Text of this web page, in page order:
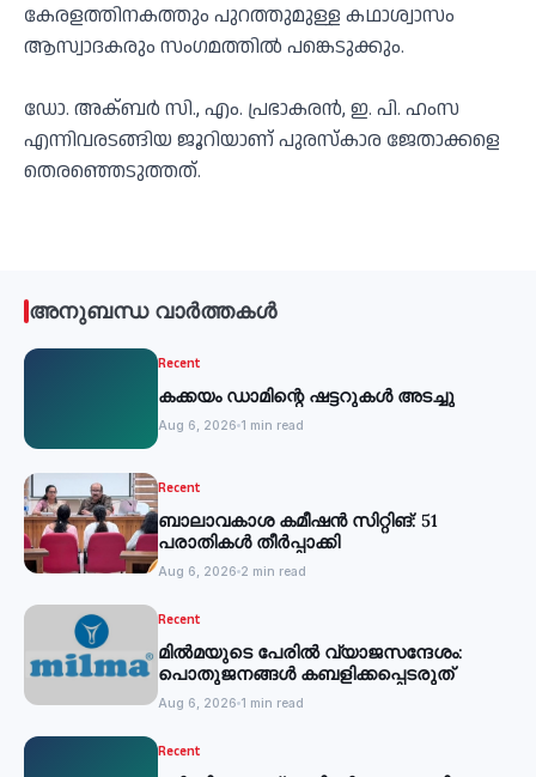
കേരളത്തിനകത്തും പുറത്തുമുള്ള കഥാശ്വാസം
ആസ്വാദകരും സംഗമത്തിൽ പങ്കെടുക്കും.
ഡോ. അക്ബർ സി., എം. പ്രഭാകരൻ, ഇ. പി. ഹംസ
എന്നിവരടങ്ങിയ ജൂറിയാണ് പുരസ്‌കാര ജേതാക്കളെ
തെരഞ്ഞെടുത്തത്.
അനുബന്ധ വാർത്തകൾ
Recent
കക്കയം ഡാമിന്റെ ഷട്ടറുകള്‍ അടച്ചു
Aug 6, 2026 1 min read
Recent
ബാലാവകാശ കമീഷന്‍ സിറ്റിങ്: 51
പരാതികള്‍ തീര്‍പ്പാക്കി
Aug 6, 2026 2 min read
Recent
മില്‍മയുടെ പേരില്‍ വ്യാജസന്ദേശം:
പൊതുജനങ്ങള്‍ കബളിക്കപ്പെടരുത്
Aug 6, 2026 1 min read
Recent